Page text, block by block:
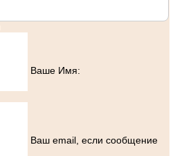
Ваше Имя:
Ваш еmail, если сообщение